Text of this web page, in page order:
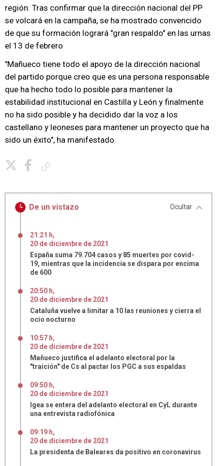
región. Tras confirmar que la dirección nacional del PP
se volcará en la campaña, se ha mostrado convencido
de que su formación logrará "gran respaldo" en las urnas
el 13 de febrero
"Mañueco tiene todo el apoyo de la dirección nacional
del partido porque creo que es una persona responsable
que ha hecho todo lo posible para mantener la
estabilidad institucional en Castilla y León y finalmente
no ha sido posible y ha decidido dar la voz a los
castellano y leoneses para mantener un proyecto que ha
sido un éxito", ha manifestado.
De un vistazo Ocultar
21:21 h,
20 de diciembre de 2021
España suma 79.704 casos y 85 muertes por covid-
19, mientras que la incidencia se dispara por encima
de 600
20:50 h,
20 de diciembre de 2021
Cataluña vuelve a limitar a 10 las reuniones y cierra el
ocio nocturno
10:57 h,
20 de diciembre de 2021
Mañueco justifica el adelanto electoral por la
"traición" de Cs al pactar los PGC a sus espaldas
09:50 h,
20 de diciembre de 2021
Igea se entera del adelanto electoral en CyL durante
una entrevista radiofónica
09:19 h,
20 de diciembre de 2021
La presidenta de Baleares da positivo en coronavirus